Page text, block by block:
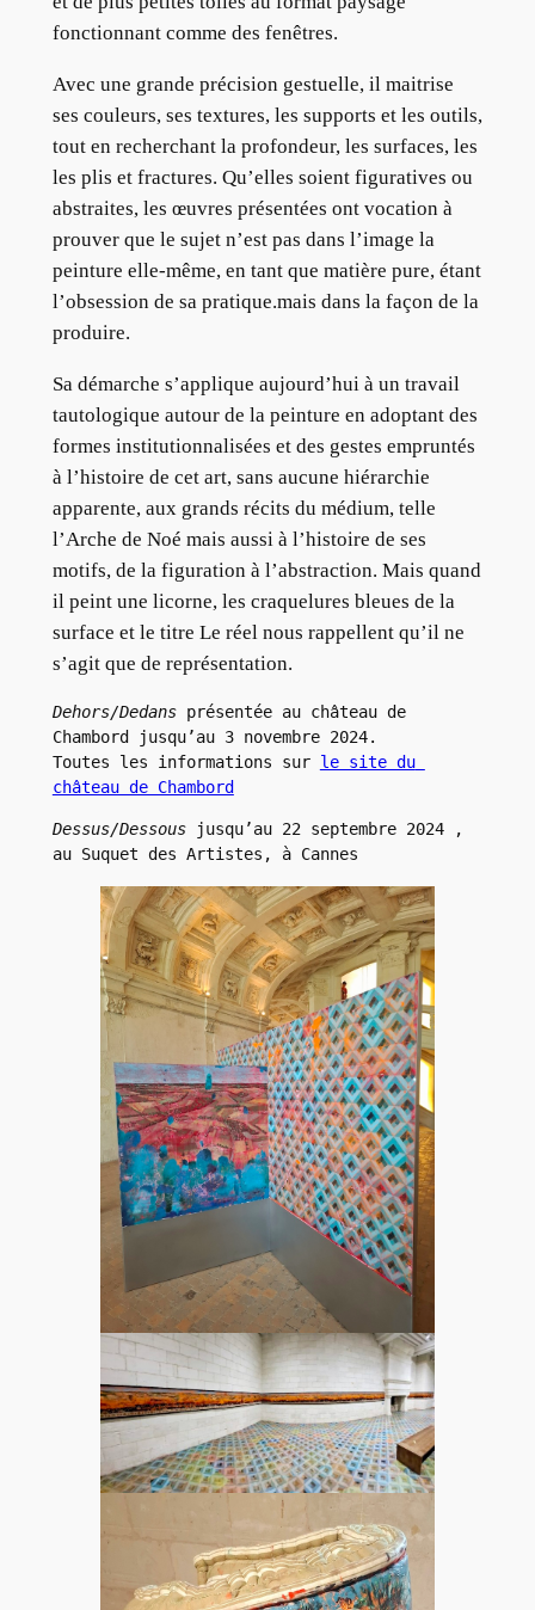
fonctionnant comme des fenêtres.
Avec une grande précision gestuelle, il maitrise
ses couleurs, ses textures, les supports et les outils,
tout en recherchant la profondeur, les surfaces, les
les plis et fractures. Qu’elles soient figuratives ou
abstraites, les œuvres présentées ont vocation à
prouver que le sujet n’est pas dans l’image la
peinture elle-même, en tant que matière pure, étant
l’obsession de sa pratique.mais dans la façon de la
produire.
Sa démarche s’applique aujourd’hui à un travail
tautologique autour de la peinture en adoptant des
formes institutionnalisées et des gestes empruntés
à l’histoire de cet art, sans aucune hiérarchie
apparente, aux grands récits du médium, telle
l’Arche de Noé mais aussi à l’histoire de ses
motifs, de la figuration à l’abstraction. Mais quand
il peint une licorne, les craquelures bleues de la
surface et le titre Le réel nous rappellent qu’il ne
s’agit que de représentation.
Dehors/Dedans présentée au château de
Chambord jusqu’au 3 novembre 2024.
Toutes les informations sur le site du
château de Chambord
Dessus/Dessous jusqu’au 22 septembre 2024 ,
au Suquet des Artistes, à Cannes